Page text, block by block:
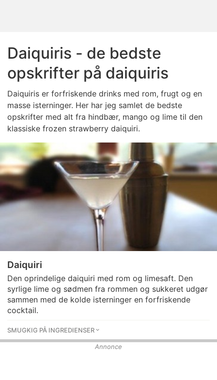
Daiquiris - de bedste
opskrifter på daiquiris
Daiquiris er forfriskende drinks med rom, frugt og en
masse isterninger. Her har jeg samlet de bedste
opskrifter med alt fra hindbær, mango og lime til den
klassiske frozen strawberry daiquiri.
Daiquiri
Den oprindelige daiquiri med rom og limesaft. Den
syrlige lime og sødmen fra rommen og sukkeret udgør
sammen med de kolde isterninger en forfriskende
cocktail.
SMUGKIG PÅ INGREDIENSER
Annonce